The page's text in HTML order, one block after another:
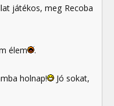
játékos, meg Recoba
élem .
holnap!
Jó sokat,